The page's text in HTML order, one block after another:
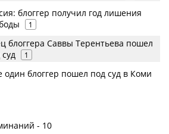
блоггер получил год лишения
1
блоггера Саввы Терентьева пошел
1
один блоггер пошел под суд в Коми
- 10